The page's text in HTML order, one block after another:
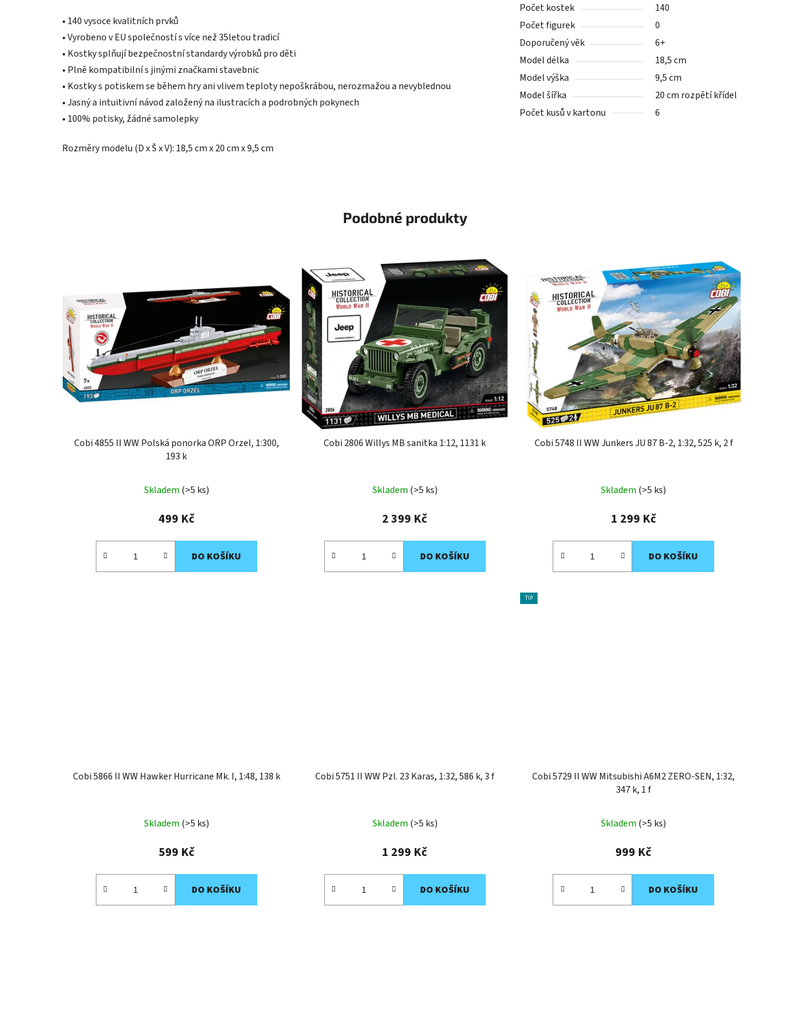
• 140 vysoce kvalitních prvků
• Vyrobeno v EU společností s více než 35letou tradicí
• Kostky splňují bezpečnostní standardy výrobků pro děti
• Plně kompatibilní s jinými značkami stavebnic
• Kostky s potiskem se během hry ani vlivem teploty nepoškrábou, nerozmažou a nevyblednou
• Jasný a intuitivní návod založený na ilustracích a podrobných pokynech
• 100% potisky, žádné samolepky
Rozměry modelu (D x Š x V): 18,5 cm x 20 cm x 9,5 cm
Počet kostek
140
Počet figurek
0
Doporučený věk
6+
Model délka
18,5 cm
Model výška
9,5 cm
Model šířka
20 cm rozpětí křídel
Počet kusů v kartonu
6
Podobné produkty
Cobi 4855 II WW Polská ponorka ORP Orzel, 1:300,
193 k
Skladem (>5 ks)
499 Kč
DO KOŠÍKU
Cobi 2806 Willys MB sanitka 1:12, 1131 k
Skladem (>5 ks)
2 399 Kč
DO KOŠÍKU
Cobi 5748 II WW Junkers JU 87 B-2, 1:32, 525 k, 2 f
Skladem (>5 ks)
1 299 Kč
DO KOŠÍKU
Cobi 5866 II WW Hawker Hurricane Mk. I, 1:48, 138 k
Skladem (>5 ks)
599 Kč
DO KOŠÍKU
Cobi 5751 II WW Pzl. 23 Karas, 1:32, 586 k, 3 f
Skladem (>5 ks)
1 299 Kč
DO KOŠÍKU
TIP
Cobi 5729 II WW Mitsubishi A6M2 ZERO-SEN, 1:32,
347 k, 1 f
Skladem (>5 ks)
999 Kč
DO KOŠÍKU